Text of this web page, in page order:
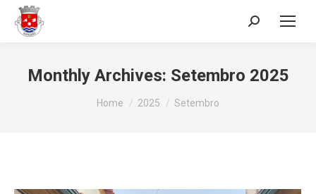
Search:
Monthly Archives: Setembro 2025
You are here:
Home 2025 Setembro